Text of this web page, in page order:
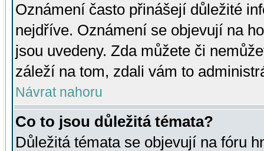
Oznámení často přinášejí důležité
nejdříve. Oznámení se objevují na
jsou uvedeny. Zda můžete či
záleží na tom, zdali vám to
Návrat nahoru
Co to jsou důležitá témata?
Důležitá témata se objevují na fóru